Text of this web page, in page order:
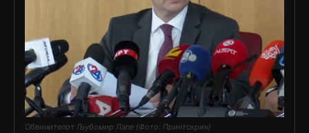
Обвинителот Љубомир Лапе (Фото: Принтскрин)